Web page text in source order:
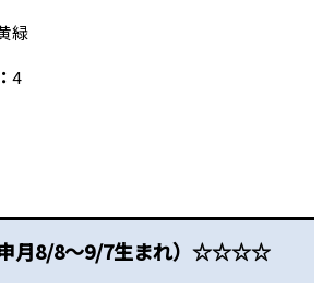
緑
4
申月8/8～9/7生まれ）☆☆☆☆